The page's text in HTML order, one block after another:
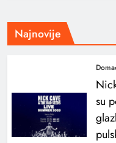
Najnovije
su